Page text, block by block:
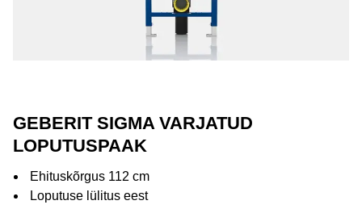
GEBERIT SIGMA VARJATUD
LOPUTUSPAAK
Ehituskõrgus 112 cm
Loputuse lülitus eest